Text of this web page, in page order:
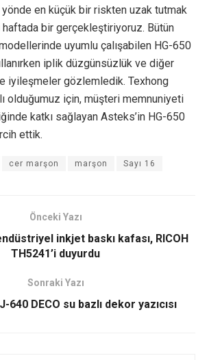
en küçük bir riskten uzak tutmak
bir gerçekleştiriyoruz. Bütün
uyumlu çalışabilen HG-650
iplik düzgünsüzlük ve diğer
iyileşmeler gözlemledik. Texhong
olduğumuz için, müşteri memnuniyeti
katkı sağlayan Asteks’in HG-650
ettik.
cer marşon marşon Sayı 16
Önceki Yazı
inkjet baskı kafası, RICOH
TH5241’i duyurdu
Sonraki Yazı
640 DECO su bazlı dekor yazıcısı